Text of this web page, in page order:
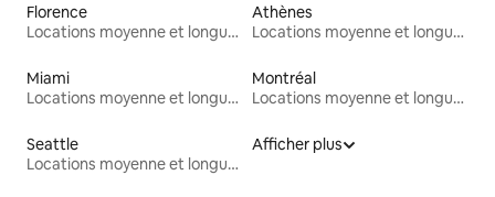
Florence
Locations moyenne et longue durée
Athènes
Locations moyenne et longue durée
Miami
Locations moyenne et longue durée
Montréal
Locations moyenne et longue durée
Seattle
Locations moyenne et longue durée
Afficher plus